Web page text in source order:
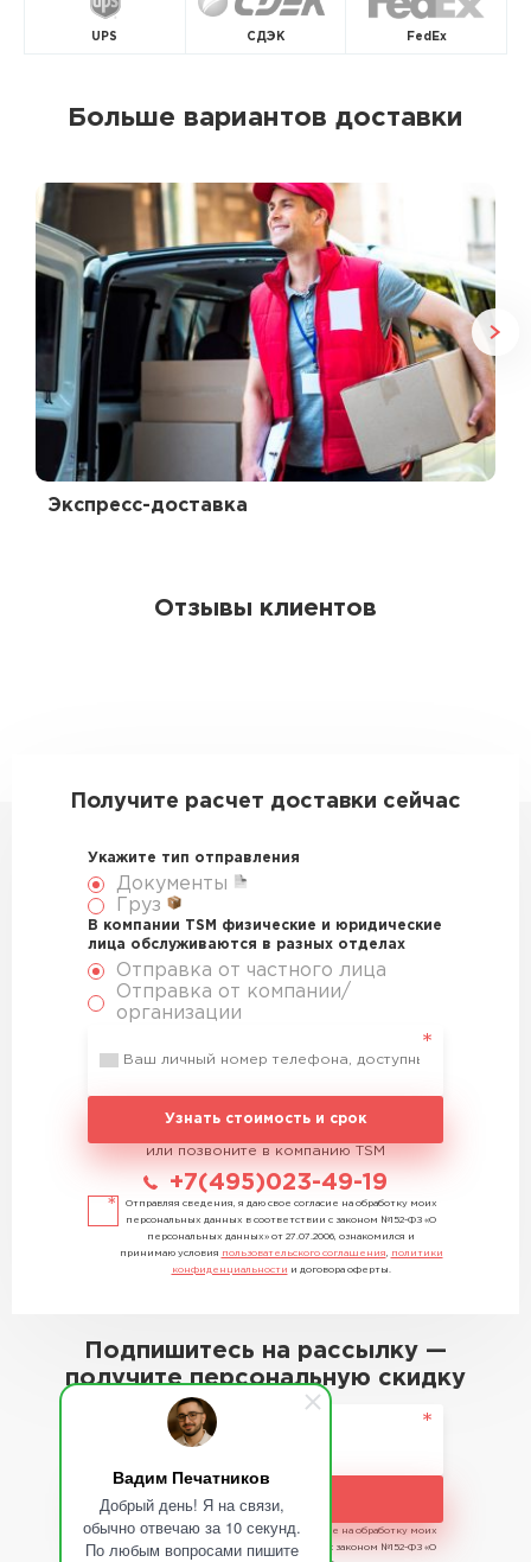
Вадим Печатников
Добрый день! Я на связи,
обычно отвечаю за 10 секунд.
По любым вопросами пишите
UPS СДЭК FedEx
Больше вариантов доставки
Экспресс-доставка
Отзывы клиентов
Получите расчет доставки сейчас
Укажите тип отправления
Документы
Груз
В компании TSM физические и юридические
лица обслуживаются в разных отделах
Отправка от частного лица
Отправка от компании/
организации
Узнать стоимость и срок
или позвоните в компанию TSM
+7(495)023-49-19
Отправляя сведения, я даю свое согласие на обработку моих
персональных данных в соответствии с законом №152-ФЗ «О
персональных данных» от 27.07.2006, ознакомился и
принимаю условия пользовательского соглашения
политики
конфиденциальности и договора оферты.
Подпишитесь на рассылку —
получите персональную скидку
Отправляя сведения, я даю свое согласие на обработку моих
персональных данных в соответствии с законом №152-ФЗ «О